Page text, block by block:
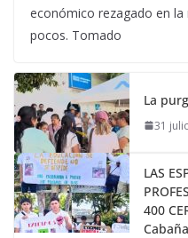
económico rezagado en
pocos. Tomado
La
31
LAS
400